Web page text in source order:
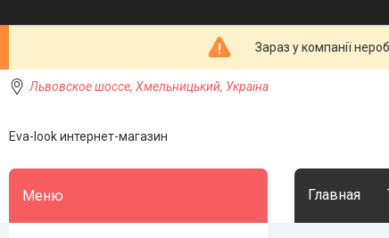
Зараз у компанії
Львовское шоссе, Хмельницький, Україна
Eva-look интернет-магазин
Главная